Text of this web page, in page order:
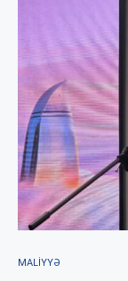
MALIYYƏ